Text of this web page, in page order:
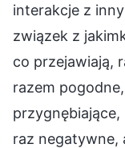
interakcje z
związek z
co przejawiają,
razem
przygnębiające,
raz negatywne,